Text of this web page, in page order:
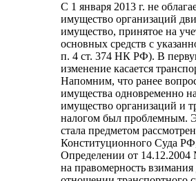
С 1 января 2013 г. не
имущество организаций
имущество, принятое на
основных средств с
п. 4 ст. 374 НК РФ). В
изменение касается
Напомним, что ранее
имущества одновременно
имущество организаций и
налогом был проблемным.
стала предметом
Конституционного Суда
Определении от
на правомерность взимания